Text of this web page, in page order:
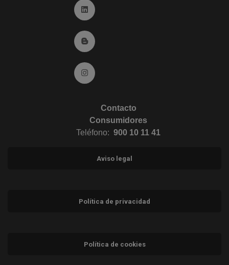
Ir a Linkedin (abre en ventana nueva)
Ir al Blog (abre en ventana nueva)
Ir a Instagram (abre en ventana nueva)
Contacto
Consumidores
Teléfono: 900 10 11 41
Aviso legal
Política de privacidad
Política de cookies